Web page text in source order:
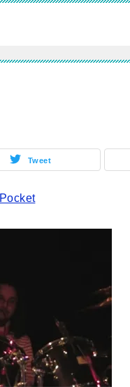
Tweet
Pocket